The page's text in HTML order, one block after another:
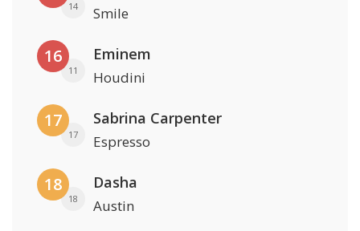
14 Smile
16
11
Eminem
Houdini
17
17
Sabrina Carpenter
Espresso
18
18
Dasha
Austin